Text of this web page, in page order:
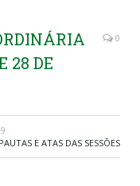
28 DE
0
PAUTAS E ATAS DAS SESSÕES